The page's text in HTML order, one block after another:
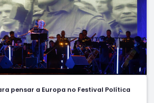
pensar a Europa no Festival Política